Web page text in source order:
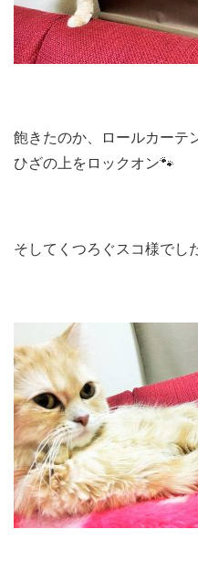
飽きたのか、ロールカーテ
ひざの上をロックオン🐾
そしてくつろぐスコ様でし